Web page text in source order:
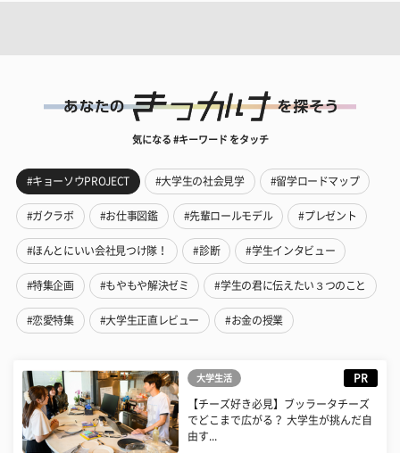
気になる #キーワード をタッチ
#キョーソウPROJECT #大学生の社会見学 #留学ロードマップ
#ガクラボ #お仕事図鑑 #先輩ロールモデル #プレゼント
#ほんとにいい会社見つけ隊！ #診断 #学生インタビュー
#特集企画 #もやもや解決ゼミ #学生の君に伝えたい３つのこと
#恋愛特集 #大学生正直レビュー #お金の授業
大学生活 PR
【チーズ好き必見】ブッラータチーズ
でどこまで広がる？ 大学生が挑んだ自
由す...